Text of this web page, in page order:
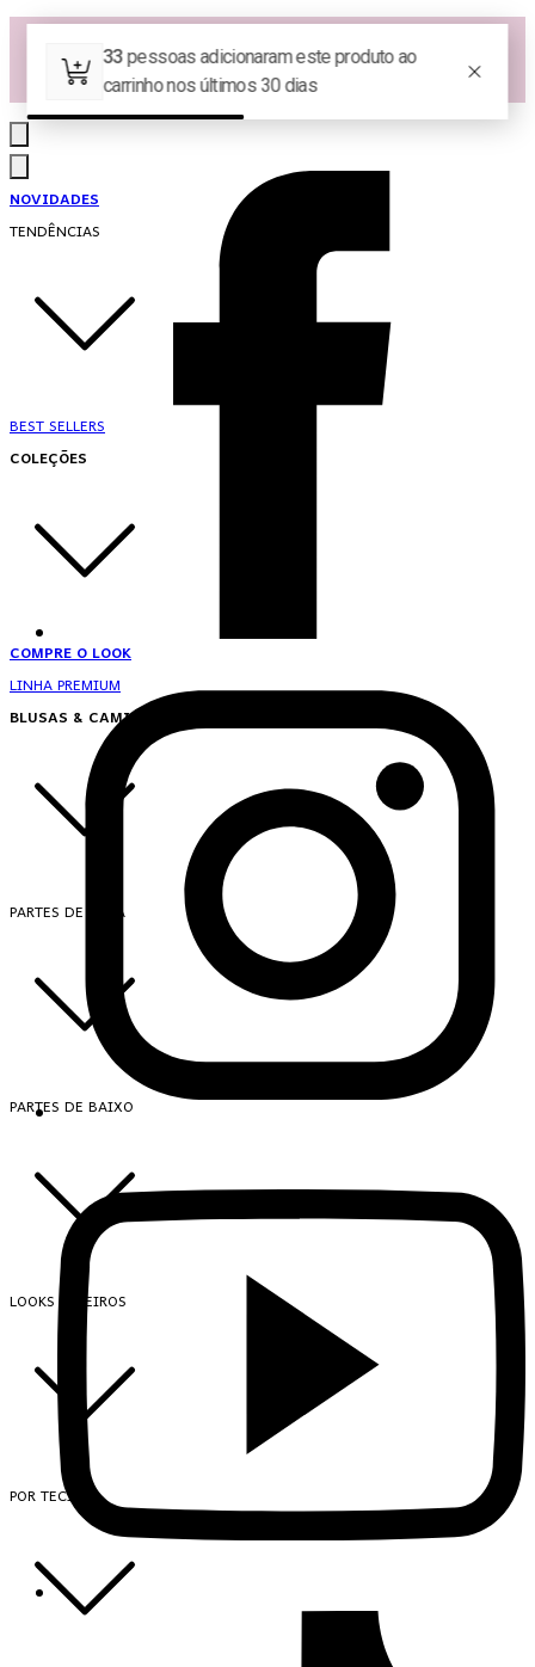
Las Queridas Club🌷 - Ganhe 5% Cashback em pontos na sua compra!
Ganhe 10% OFF na 1ª compra no App: PRIMEIRANOAPP 😍
♡ Coleção Nova: Grace in Motion ♡
NOVIDADES
TENDÊNCIAS
BEST SELLERS
COLEÇÕES
COMPRE O LOOK
LINHA PREMIUM
BLUSAS & CAMISAS
PARTES DE CIMA
PARTES DE BAIXO
LOOKS INTEIROS
POR TECIDO